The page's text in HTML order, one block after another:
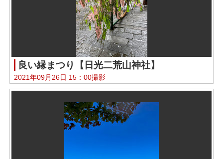
良い縁まつり【日光二荒山神社】
2021年09月26日 15：00撮影